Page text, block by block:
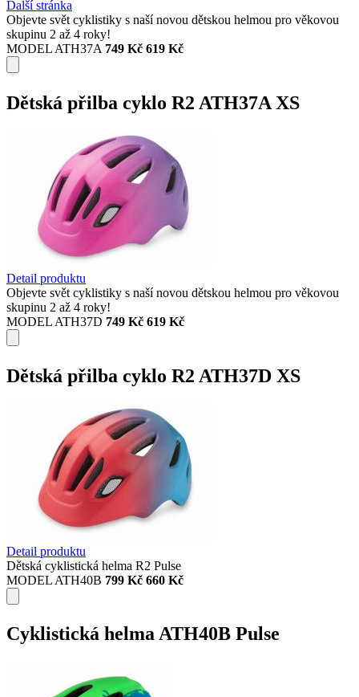
Další stránka
Objevte svět cyklistiky s naší novou dětskou helmou pro věkovou
skupinu 2 až 4 roky!
MODEL ATH37A 749 Kč 619 Kč
Dětská přilba cyklo R2 ATH37A XS
Detail produktu
Objevte svět cyklistiky s naší novou dětskou helmou pro věkovou
skupinu 2 až 4 roky!
MODEL ATH37D 749 Kč 619 Kč
Dětská přilba cyklo R2 ATH37D XS
Detail produktu
Dětská cyklistická helma R2 Pulse
MODEL ATH40B 799 Kč 660 Kč
Cyklistická helma ATH40B Pulse